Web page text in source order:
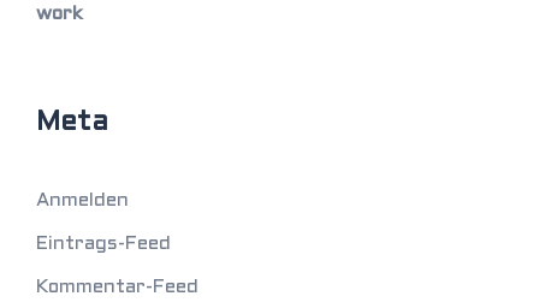
work
Meta
Anmelden
Eintrags-Feed
Kommentar-Feed